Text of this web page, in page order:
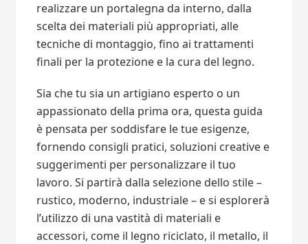
realizzare un portalegna da interno, dalla
scelta dei materiali più appropriati, alle
tecniche di montaggio, fino ai trattamenti
finali per la protezione e la cura del legno.
Sia che tu sia un artigiano esperto o un
appassionato della prima ora, questa guida
è pensata per soddisfare le tue esigenze,
fornendo consigli pratici, soluzioni creative e
suggerimenti per personalizzare il tuo
lavoro. Si partirà dalla selezione dello stile –
rustico, moderno, industriale – e si esplorerà
l’utilizzo di una vastità di materiali e
accessori, come il legno riciclato, il metallo, il